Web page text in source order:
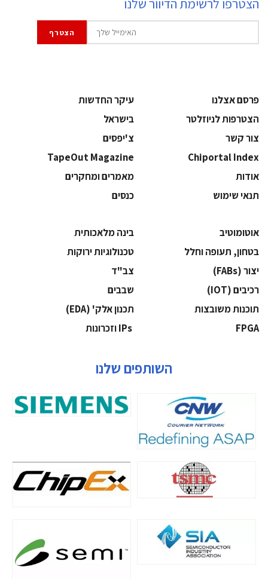
פרסם אצלנו
עיקר החדשות
הצטרפות לניוזלטר
בישראל
צור קשר
צ'יפסים
Chiportal Index
TapeOut Magazine
אודות
מאמרים ומחקרים
תנאי שימוש
כנסים
אוטומוטיב
בינה מלאכותית
בטחון, תעופה וחלל
‫טכנולוגיות ירוקות‬
‫יצור (‪(FABs‬‬
‫צב"ד‬
‫רכיבים‬ (IOT)
‫שבבים‬
‫תוכנות משובצות‬
‫תכנון אלק' (‪(EDA‬‬
‫‪FPGA‬‬
השותפים שלנו